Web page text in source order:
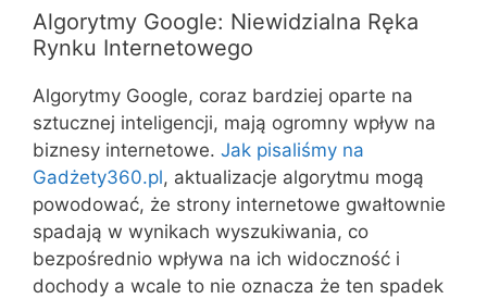
Algorytmy Google: Niewidzialna Ręka
Rynku Internetowego
Algorytmy Google, coraz bardziej oparte na
sztucznej inteligencji, mają ogromny wpływ na
biznesy internetowe. Jak pisaliśmy na
Gadżety360.pl, aktualizacje algorytmu mogą
powodować, że strony internetowe gwałtownie
spadają w wynikach wyszukiwania, co
bezpośrednio wpływa na ich widoczność i
dochody a wcale to nie oznacza że ten spadek